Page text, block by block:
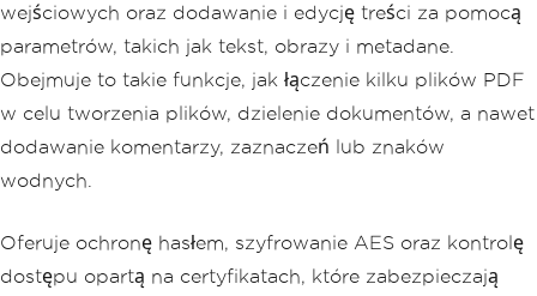
wejściowych oraz dodawanie i edycję treści za pomocą
parametrów, takich jak tekst, obrazy i metadane.
Obejmuje to takie funkcje, jak łączenie kilku plików PDF
w celu tworzenia plików, dzielenie dokumentów, a nawet
dodawanie komentarzy, zaznaczeń lub znaków
wodnych.
Oferuje ochronę hasłem, szyfrowanie AES oraz kontrolę
dostępu opartą na certyfikatach, które zabezpieczają